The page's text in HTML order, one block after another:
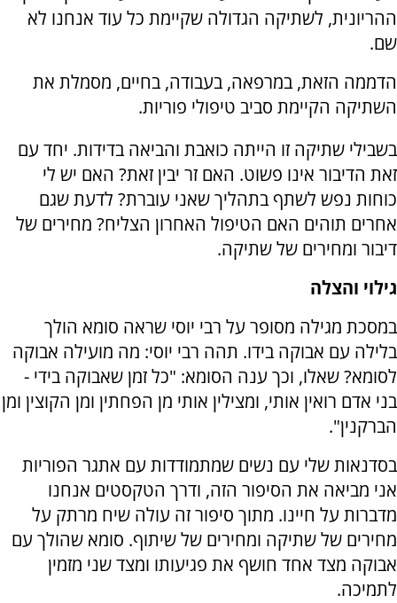
ההריונית, לשתיקה הגדולה שקיימת כל עוד אנחנו לא
שם.
הדממה הזאת, במרפאה, בעבודה, בחיים, מסמלת את
השתיקה הקיימת סביב טיפולי פוריות.
בשבילי שתיקה זו הייתה כואבת והביאה בדידות. יחד עם
זאת הדיבור אינו פשוט. האם זר יבין זאת? האם יש לי
כוחות נפש לשתף בתהליך שאני עוברת? לדעת שגם
אחרים תוהים האם הטיפול האחרון הצליח? מחירים של
דיבור ומחירים של שתיקה.
גילוי והצלה
במסכת מגילה מסופר על רבי יוסי שראה סומא הולך
בלילה עם אבוקה בידו. תהה רבי יוסי: מה מועילה אבוקה
לסומא? שאלו, וכך ענה הסומא: "כל זמן שאבוקה בידי -
בני אדם רואין אותי, ומצילין אותי מן הפחתין ומן הקוצין ומן
הברקנין".
בסדנאות שלי עם נשים שמתמודדות עם אתגר הפוריות
אני מביאה את הסיפור הזה, ודרך הטקסטים אנחנו
מדברות על חיינו. מתוך סיפור זה עולה שיח מרתק על
מחירים של שתיקה ומחירים של שיתוף. סומא שהולך עם
אבוקה מצד אחד חושף את פגיעותו ומצד שני מזמין
לתמיכה.